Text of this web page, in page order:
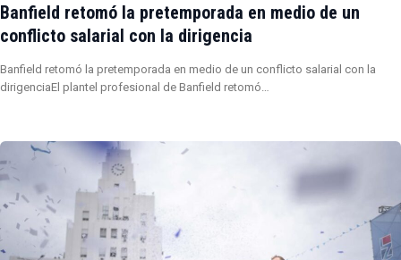
Banfield retomó la pretemporada en medio de un
conflicto salarial con la dirigencia
Banfield retomó la pretemporada en medio de un conflicto salarial con la
dirigenciaEl plantel profesional de Banfield retomó…